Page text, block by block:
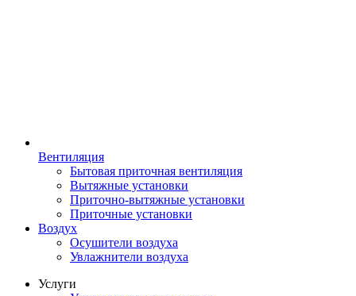
Вентиляция
Бытовая приточная вентиляция
Вытяжные установки
Приточно-вытяжные установки
Приточные установки
Воздух
Осушители воздуха
Увлажнители воздуха
Услуги